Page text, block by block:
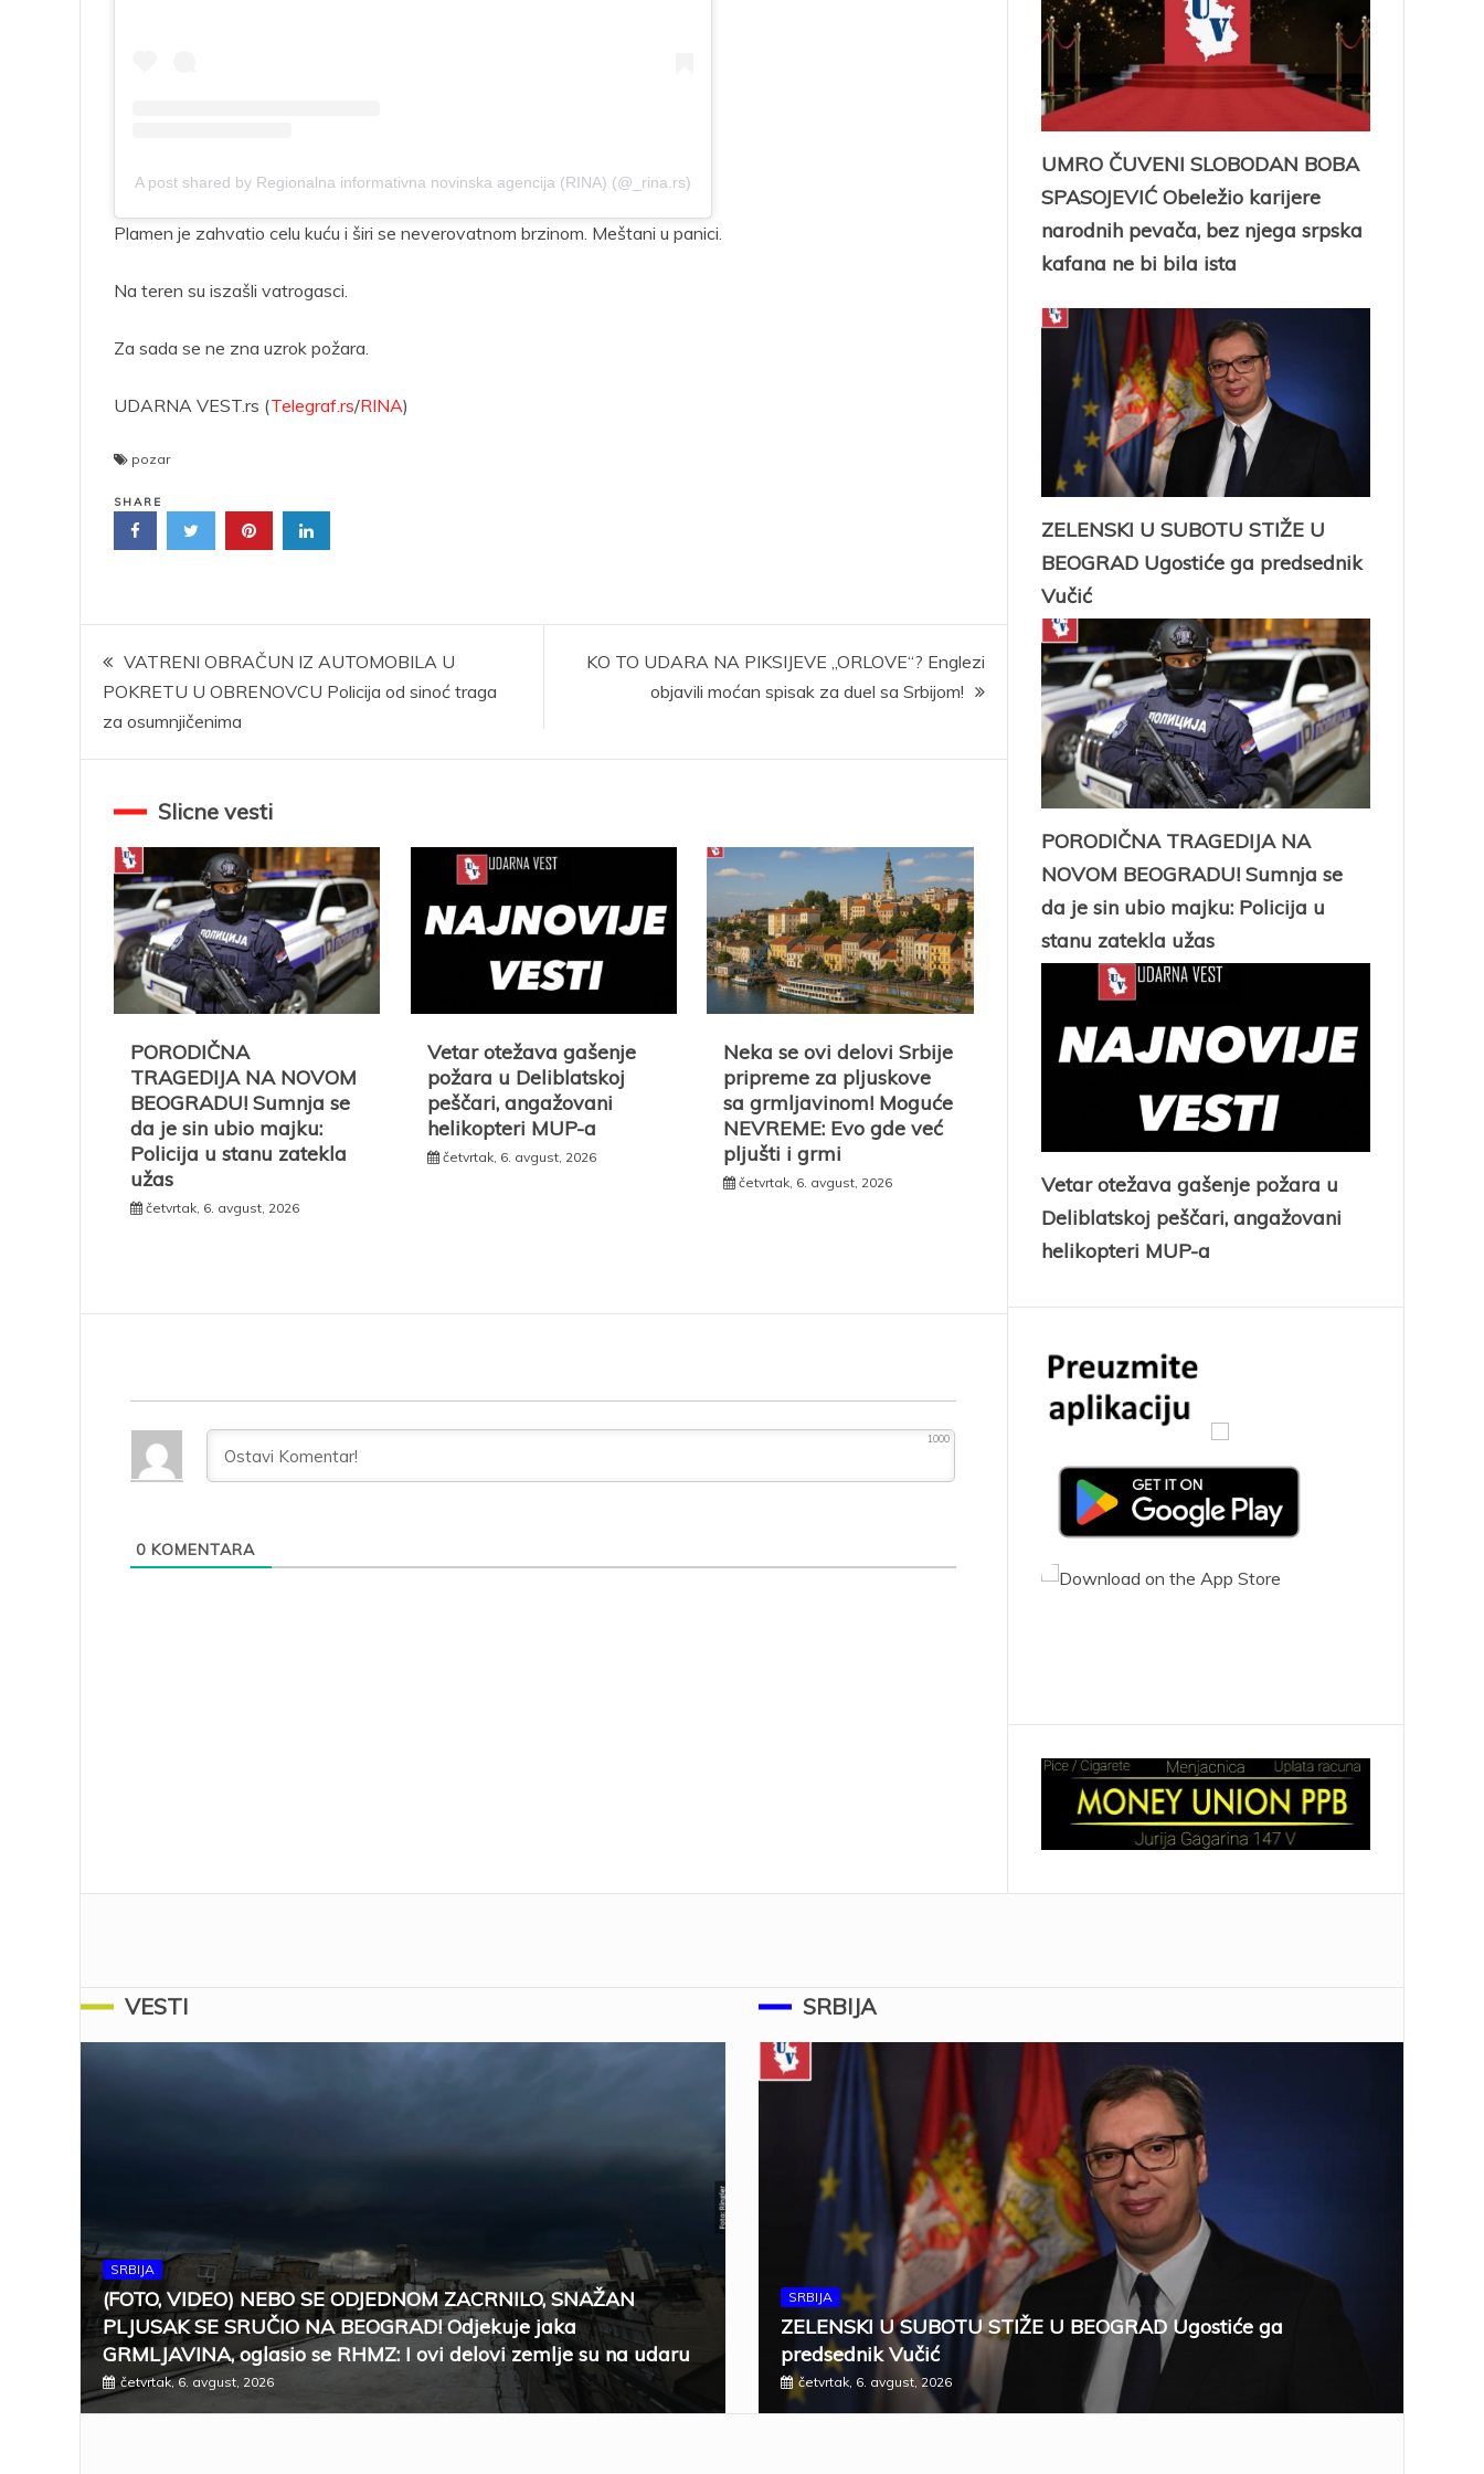
A post shared by Regionalna informativna novinska agencija (RINA) (@_rina.rs)
Plamen je zahvatio celu kuću i širi se neverovatnom brzinom. Meštani u panici.
Na teren su iszašli vatrogasci.
Za sada se ne zna uzrok požara.
UDARNA VEST.rs (Telegraf.rs/RINA)
pozar
SHARE
Kretanje
članka
VATRENI OBRAČUN IZ AUTOMOBILA U
POKRETU U OBRENOVCU Policija od sinoć traga
za osumnjičenima
KO TO UDARA NA PIKSIJEVE „ORLOVE“? Englezi
objavili moćan spisak za duel sa Srbijom!
Slicne vesti
PORODIČNA
TRAGEDIJA NA NOVOM
BEOGRADU! Sumnja se
da je sin ubio majku:
Policija u stanu zatekla
užas
četvrtak, 6. avgust, 2026
Vetar otežava gašenje
požara u Deliblatskoj
peščari, angažovani
helikopteri MUP-a
četvrtak, 6. avgust, 2026
Neka se ovi delovi Srbije
pripreme za pljuskove
sa grmljavinom! Moguće
NEVREME: Evo gde već
pljušti i grmi
četvrtak, 6. avgust, 2026
1000
0 KOMENTARA
UMRO ČUVENI SLOBODAN BOBA
SPASOJEVIĆ Obeležio karijere
narodnih pevača, bez njega srpska
kafana ne bi bila ista
ZELENSKI U SUBOTU STIŽE U
BEOGRAD Ugostiće ga predsednik
Vučić
PORODIČNA TRAGEDIJA NA
NOVOM BEOGRADU! Sumnja se
da je sin ubio majku: Policija u
stanu zatekla užas
Vetar otežava gašenje požara u
Deliblatskoj peščari, angažovani
helikopteri MUP-a
VESTI
SRBIJA
(FOTO, VIDEO) NEBO SE ODJEDNOM ZACRNILO, SNAŽAN
PLJUSAK SE SRUČIO NA BEOGRAD! Odjekuje jaka
GRMLJAVINA, oglasio se RHMZ: I ovi delovi zemlje su na udaru
četvrtak, 6. avgust, 2026
SRBIJA
SRBIJA
ZELENSKI U SUBOTU STIŽE U BEOGRAD Ugostiće ga
predsednik Vučić
četvrtak, 6. avgust, 2026